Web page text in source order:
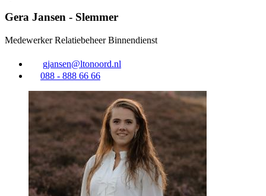
Gera Jansen - Slemmer
Medewerker Relatiebeheer Binnendienst
gjansen@ltonoord.nl
088 - 888 66 66